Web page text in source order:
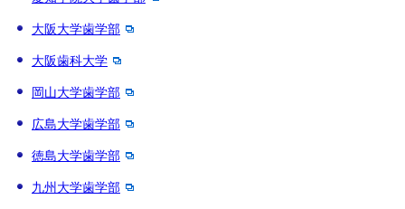
大阪大学歯学部
大阪歯科大学
岡山大学歯学部
広島大学歯学部
徳島大学歯学部
九州大学歯学部